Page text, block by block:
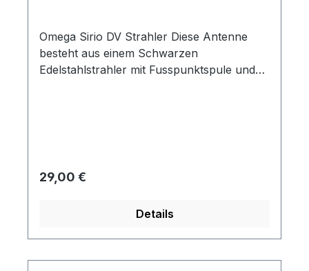
Omega Sirio DV Strahler Diese Antenne
besteht aus einem Schwarzen
Edelstahlstrahler mit Fusspunktspule und
Regulärer Preis:
29,00 €
Details